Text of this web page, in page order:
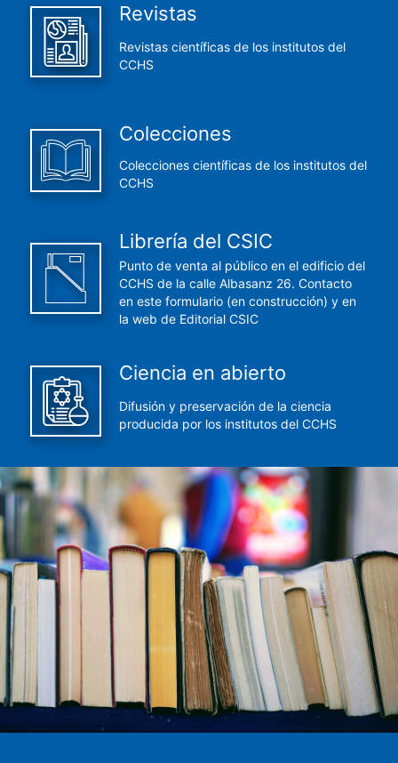
Revistas
Revistas científicas de los institutos del
CCHS
Colecciones
Colecciones científicas de los institutos del
CCHS
Librería del CSIC
Punto de venta al público en el edificio del
CCHS de la calle Albasanz 26. Contacto
en este formulario (en construcción) y en
la web de Editorial CSIC
Ciencia en abierto
Difusión y preservación de la ciencia
producida por los institutos del CCHS